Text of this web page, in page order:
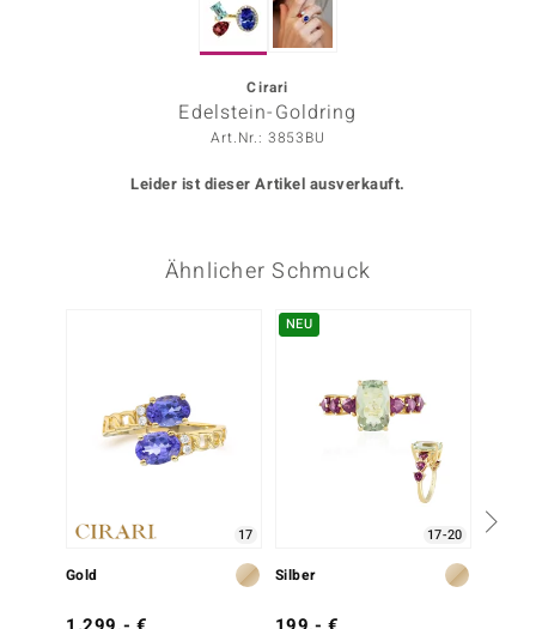
Cirari
Edelstein-Goldring
Art.Nr.: 3853BU
Leider ist dieser Artikel ausverkauft.
Ähnlicher Schmuck
17
Gold
NEU
17-20
Silber